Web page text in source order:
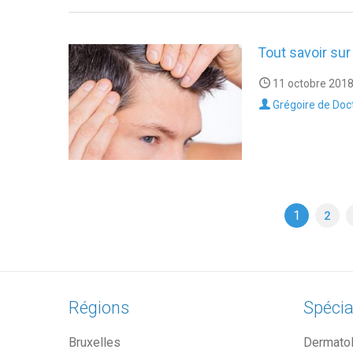
Tout savoir
11 octobre
Grégoire de
1 2
Régions
Bruxelles